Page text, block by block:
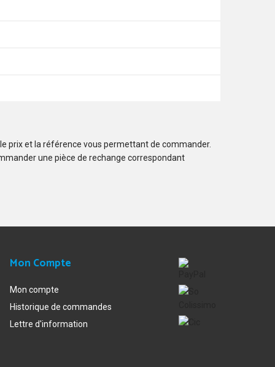
prix et la référence vous permettant de commander.
une pièce de rechange correspondant
Mon Compte
Mon compte
Historique de commandes
Lettre d'information